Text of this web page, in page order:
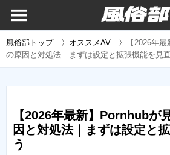
風俗部トップ〉 オススメAV 〉
【2026年
の原因と対処法｜まずは設定と拡張機能を見
【2026年最新】Pornhubが
因と対処法｜まずは設定と
う